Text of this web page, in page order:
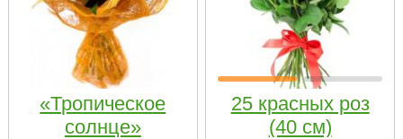
«Тропическое
солнце»
25 красных роз
(40 см)